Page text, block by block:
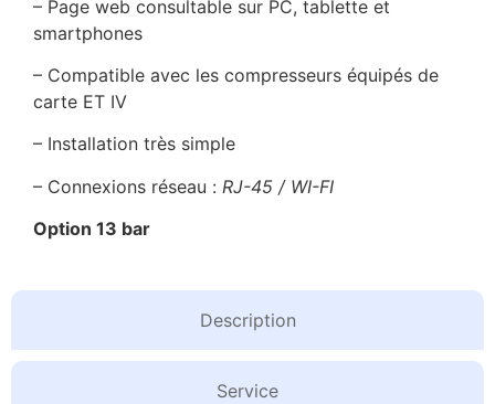
Description
Service
– Page web consultable sur PC, tablette et
smartphones
– Compatible avec les compresseurs équipés de
carte ET IV
– Installation très simple
– Connexions réseau : RJ-45 / WI-FI
Option 13 bar